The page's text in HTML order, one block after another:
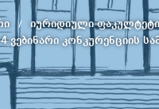
იურიდიული
ვებინარი კონკურენციის